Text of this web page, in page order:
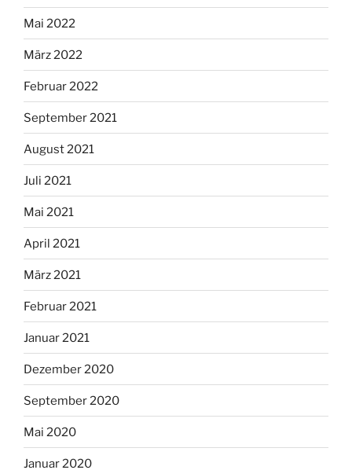
Mai 2022
März 2022
Februar 2022
September 2021
August 2021
Juli 2021
Mai 2021
April 2021
März 2021
Februar 2021
Januar 2021
Dezember 2020
September 2020
Mai 2020
Januar 2020